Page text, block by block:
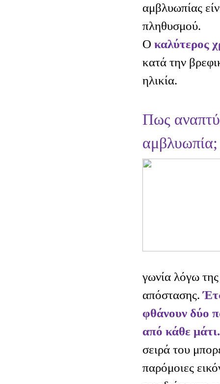
αμβλυωπίας
πληθυσμού.
Ο καλύτερος
κατά την
ηλικία.
Πως
αμβλυωπία;
γωνία λόγω
απόστασης.
φθάνουν δύο
από κάθε μάτι.
σειρά του
παρόμοιες